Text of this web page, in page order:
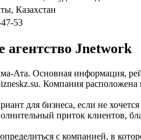
Казахстан
53
Jnetwork
Ата. Основная информация,
Компания
для бизнеса, если не
приток клиентов,
с компанией, в